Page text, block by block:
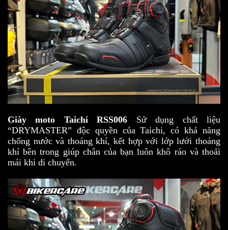
Giày moto Taichi RSS006 Sử dụng chất liệu
“DRYMASTER” độc quyền của Taichi, có khả năng
chống nước và thoáng khí, kết hợp với lớp lưới thoáng
khí bên trong giúp chân của bạn luôn khô ráo và thoải
mái khi di chuyển.